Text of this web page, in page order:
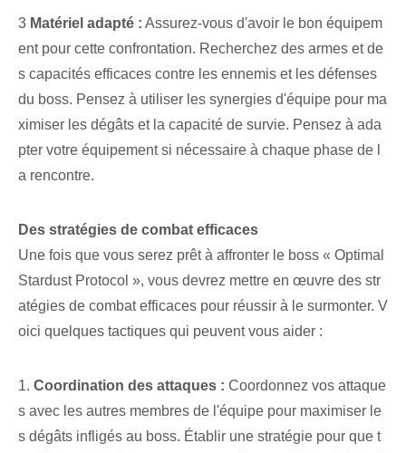
3 Matériel adapté : Assurez-vous d'avoir le bon équipem
ent pour cette confrontation.‌ Recherchez des armes et de
s capacités efficaces contre⁤ les ennemis et les défenses
du boss. Pensez à utiliser les synergies d'équipe pour ma
ximiser les dégâts et la capacité de survie. Pensez à ada
pter votre équipement si nécessaire à chaque phase de l
a rencontre.
Des stratégies de combat efficaces
Une fois que vous serez prêt à affronter le boss « Optimal
Stardust Protocol », vous devrez mettre en œuvre des str
atégies de combat efficaces pour réussir à le surmonter. V
oici quelques tactiques qui peuvent vous aider :
1. Coordination des attaques : Coordonnez vos attaque
s avec les autres membres de l'équipe pour maximiser le
s dégâts infligés au boss. Établir une stratégie pour que t